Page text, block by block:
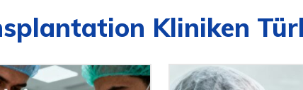
Kliniken